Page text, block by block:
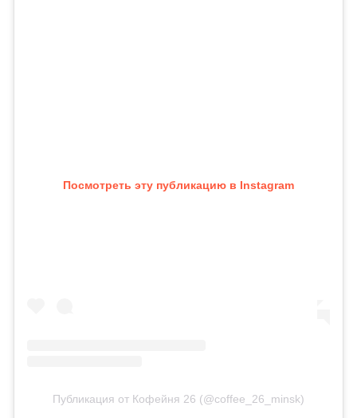
Посмотреть эту публикацию в Instagram
Публикация от Кофейня 26 (@coffee_26_minsk)